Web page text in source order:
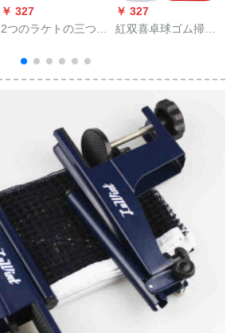
￥ 327
2つのラケトの三つ星
球をします。学生は
初心者で、新しいサ
本です。卓球を3つと
して、予备のサイド
を2つ用意します。
￥ 327
紅双喜卓球ゴム掃除